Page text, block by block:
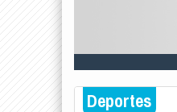
Deportes